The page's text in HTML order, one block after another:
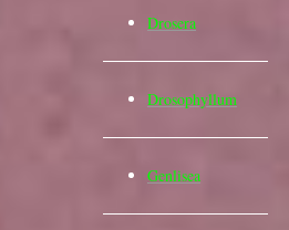
Drosera
Drosophyllum
Genlisea